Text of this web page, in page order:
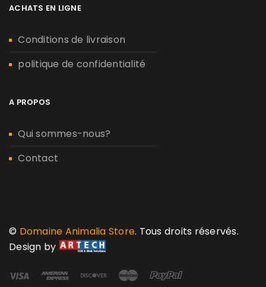
ACHATS EN LIGNE
Conditions de livraison
politique de confidentialité
A PROPOS
Qui sommes-nous?
Contact
© Domaine Animalia Store. Tous droits réservés.
Design by